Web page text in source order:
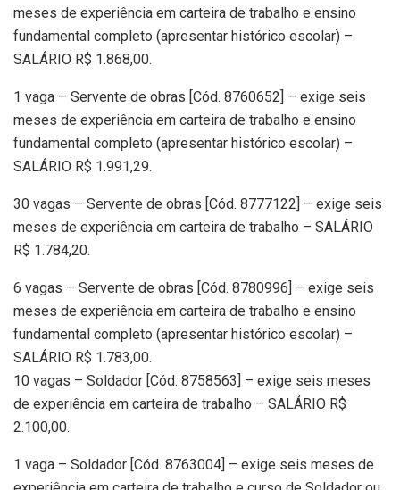
meses de experiência em carteira de trabalho e ensino
fundamental completo (apresentar histórico escolar) –
SALÁRIO R$ 1.868,00.
1 vaga – Servente de obras [Cód. 8760652] – exige seis
meses de experiência em carteira de trabalho e ensino
fundamental completo (apresentar histórico escolar) –
SALÁRIO R$ 1.991,29.
30 vagas – Servente de obras [Cód. 8777122] – exige seis
meses de experiência em carteira de trabalho – SALÁRIO
R$ 1.784,20.
6 vagas – Servente de obras [Cód. 8780996] – exige seis
meses de experiência em carteira de trabalho e ensino
fundamental completo (apresentar histórico escolar) –
SALÁRIO R$ 1.783,00.
10 vagas – Soldador [Cód. 8758563] – exige seis meses
de experiência em carteira de trabalho – SALÁRIO R$
2.100,00.
1 vaga – Soldador [Cód. 8763004] – exige seis meses de